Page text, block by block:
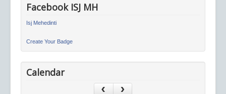
Facebook ISJ MH
Isj Mehedinti
Create Your Badge
Calendar